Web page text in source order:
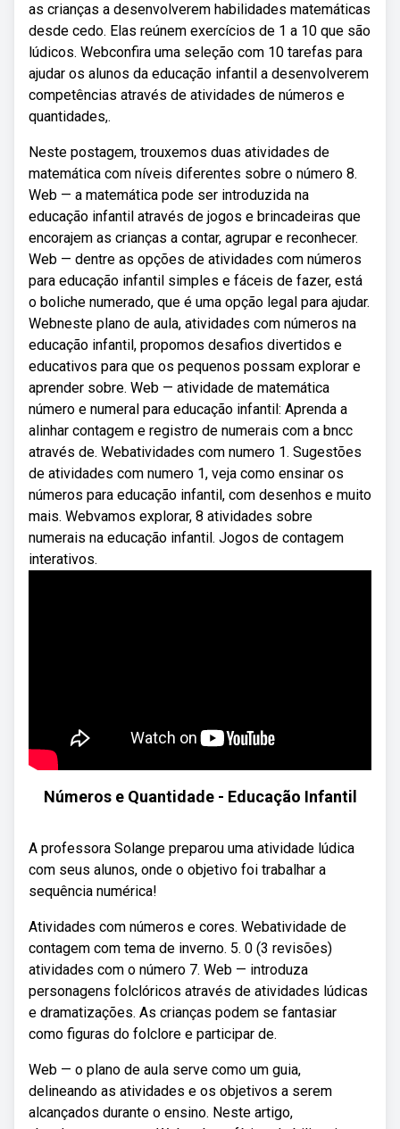
as crianças a desenvolverem habilidades matemáticas
desde cedo. Elas reúnem exercícios de 1 a 10 que são
lúdicos. Webconfira uma seleção com 10 tarefas para
ajudar os alunos da educação infantil a desenvolverem
competências através de atividades de números e
quantidades,.
Neste postagem, trouxemos duas atividades de
matemática com níveis diferentes sobre o número 8.
Web — a matemática pode ser introduzida na
educação infantil através de jogos e brincadeiras que
encorajem as crianças a contar, agrupar e reconhecer.
Web — dentre as opções de atividades com números
para educação infantil simples e fáceis de fazer, está
o boliche numerado, que é uma opção legal para ajudar.
Webneste plano de aula, atividades com números na
educação infantil, propomos desafios divertidos e
educativos para que os pequenos possam explorar e
aprender sobre. Web — atividade de matemática
número e numeral para educação infantil: Aprenda a
alinhar contagem e registro de numerais com a bncc
através de. Webatividades com numero 1. Sugestões
de atividades com numero 1, veja como ensinar os
números para educação infantil, com desenhos e muito
mais. Webvamos explorar, 8 atividades sobre
numerais na educação infantil. Jogos de contagem
interativos.
Números e Quantidade - Educação Infantil
A professora Solange preparou uma atividade lúdica
com seus alunos, onde o objetivo foi trabalhar a
sequência numérica!
Atividades com números e cores. Webatividade de
contagem com tema de inverno. 5. 0 (3 revisões)
atividades com o número 7. Web — introduza
personagens folclóricos através de atividades lúdicas
e dramatizações. As crianças podem se fantasiar
como figuras do folclore e participar de.
Web — o plano de aula serve como um guia,
delineando as atividades e os objetivos a serem
alcançados durante o ensino. Neste artigo,